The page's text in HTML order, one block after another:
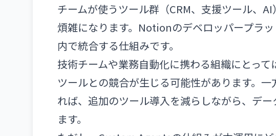
チームが使うツール群（CRM、支援ツール、
煩雑になります。Notionのデベロッパープラ
内で統合する仕組みです。
技術チームや業務自動化に携わる組織にとっ
ツールとの競合が生じる可能性があります。
れば、追加のツール導入を減らしながら、デ
ます。